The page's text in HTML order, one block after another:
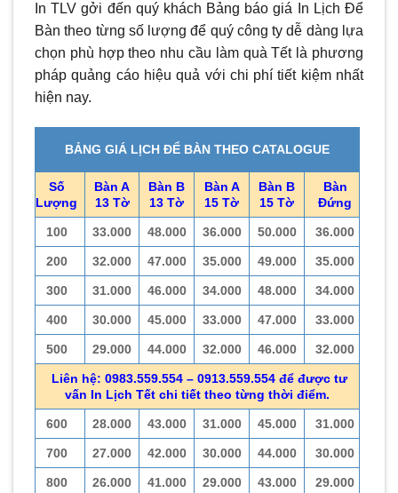
In TLV gởi đến quý khách Bảng báo giá In Lịch Để
Bàn theo từng số lượng để quý công ty dễ dàng lựa
chọn phù hợp theo nhu cầu làm quà Tết là phương
pháp quảng cáo hiệu quả với chi phí tiết kiệm nhất
hiện nay.
BẢNG GIÁ LỊCH ĐỂ BÀN THEO CATALOGUE
Số
Lượng
Bàn A
13 Tờ
Bàn B
13 Tờ
Bàn A
15 Tờ
Bàn B
15 Tờ
Bàn
Đứng
100 33.000 48.000 36.000 50.000 36.000
200 32.000 47.000 35.000 49.000 35.000
300 31.000 46.000 34.000 48.000 34.000
400 30.000 45.000 33.000 47.000 33.000
500 29.000 44.000 32.000 46.000 32.000
Liên hệ: 0983.559.554 – 0913.559.554 để được tư
vấn In Lịch Tết chi tiết theo từng thời điểm.
600 28.000 43.000 31.000 45.000 31.000
700 27.000 42.000 30.000 44.000 30.000
800 26.000 41.000 29.000 43.000 29.000